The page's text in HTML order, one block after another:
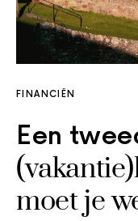
FINANCIËN
Een
moet je